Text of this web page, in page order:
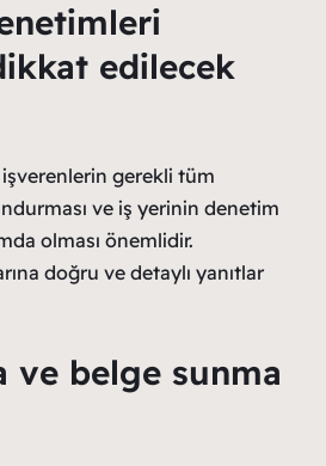
edilecek
işverenlerin gerekli tüm
ve iş yerinin denetim
olması önemlidir.
doğru ve detaylı yanıtlar
ve belge sunma